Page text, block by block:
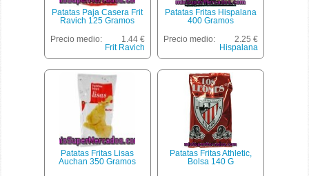
Patatas Paja Casera Frit
Ravich 125 Gramos
Precio medio:
1.44 €
Frit Ravich
Patatas Fritas Hispalana
400 Gramos
Precio medio:
2.25 €
Hispalana
Patatas Fritas Lisas
Auchan 350 Gramos
Patatas Fritas Athletic,
Bolsa 140 G